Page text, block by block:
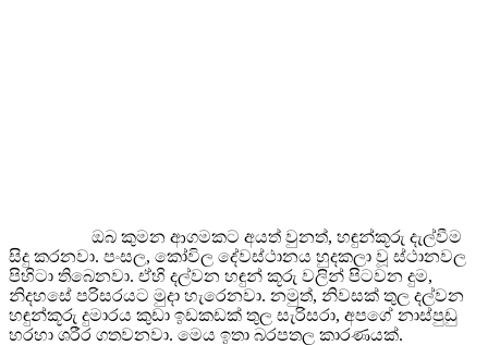
ඔබ කුමන ආගමකට අයත් වුනත්, හඳුන්කූරු දැල්වීම
සිදු කරනවා. පංසල, කෝවිල දේවස්ථානය හුදකලා වූ ස්ථානවල
පිහිටා තිබෙනවා. ඒහි දල්වන හඳුන් කූරු වලින් පිටවන දුම,
නිදහසේ පරිසරයට මුදා හැරෙනවා. නමුත්, නිවසක් තුල දල්වන
හඳුන්කූරු දුමාරය කුඩා ඉඩකඩක් තුල සැරිසරා, අපගේ නාස්පුඩු
හරහා ශරීර ගතවනවා. මෙය ඉතා බරපතල කාරණයක්.